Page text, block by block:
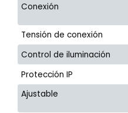
Conexión
Tensión de conexión
Control de iluminación
Protección IP
Ajustable